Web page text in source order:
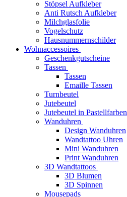
Stöpsel Aufkleber
Anti Rutsch Aufkleber
Milchglasfolie
Vogelschutz
Hausnummernschilder
Wohnaccessoires
Geschenkgutscheine
Tassen
Tassen
Emaille Tassen
Turnbeutel
Jutebeutel
Jutebeutel in Pastellfarben
Wanduhren
Design Wanduhren
Wandtattoo Uhren
Mini Wanduhren
Print Wanduhren
3D Wandtattoos
3D Blumen
3D Spinnen
Mousepads